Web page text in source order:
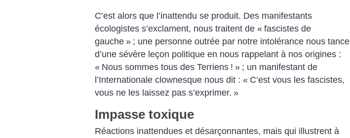
C’est alors que l’inattendu se produit. Des manifestants
écologistes s’exclament, nous traitent de « fascistes de
gauche » ; une personne outrée par notre intolérance nous tance
d’une sévère leçon politique en nous rappelant à nos origines :
« Nous sommes tous des Terriens ! » ; un manifestant de
l’Internationale clownesque nous dit : « C’est vous les fascistes,
vous ne les laissez pas s’exprimer. »
Impasse toxique
Réactions inattendues et désarçonnantes, mais qui illustrent à